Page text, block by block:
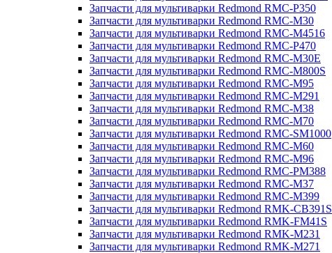
Запчасти для мультиварки Redmond RMC-P350
Запчасти для мультиварки Redmond RMC-M30
Запчасти для мультиварки Redmond RMC-M4516
Запчасти для мультиварки Redmond RMC-P470
Запчасти для мультиварки Redmond RMC-M30E
Запчасти для мультиварки Redmond RMC-M800S
Запчасти для мультиварки Redmond RMC-M95
Запчасти для мультиварки Redmond RMC-M291
Запчасти для мультиварки Redmond RMC-M38
Запчасти для мультиварки Redmond RMC-M70
Запчасти для мультиварки Redmond RMC-SM1000
Запчасти для мультиварки Redmond RMC-M60
Запчасти для мультиварки Redmond RMC-M96
Запчасти для мультиварки Redmond RMC-PM388
Запчасти для мультиварки Redmond RMC-M37
Запчасти для мультиварки Redmond RMC-M399
Запчасти для мультиварки Redmond RMK-CB391S
Запчасти для мультиварки Redmond RMK-FM41S
Запчасти для мультиварки Redmond RMK-M231
Запчасти для мультиварки Redmond RMK-M271